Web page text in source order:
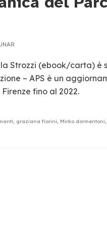
Strozzi (ebook/carta) è
– APS è un
fino al 2022.
, graziana fiorini, Mirko dormentoni,